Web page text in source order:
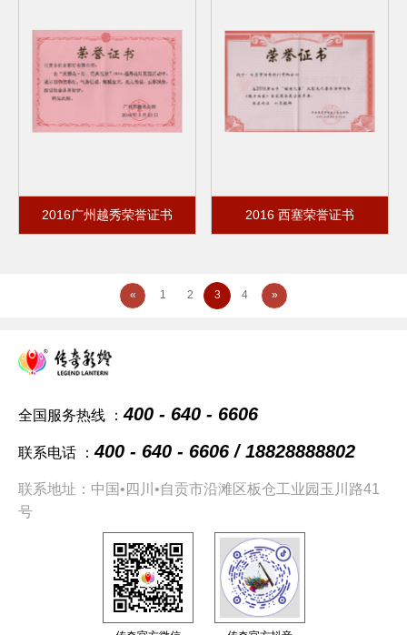
2016广州越秀荣誉证书 2016 西塞荣誉证书
« 1 2 3 4 »
全国服务热线 ：400 - 640 - 6606
联系电话 ：400 - 640 - 6606 / 18828888802
联系地址：中国•四川•自贡市沿滩区板仓工业园玉川路41
号